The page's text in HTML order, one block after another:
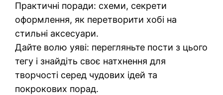
Практичні поради: схеми, секрети
оформлення, як перетворити хобі на
стильні аксесуари.
Дайте волю уяві: перегляньте пости з цього
тегу і знайдіть своє натхнення для
творчості серед чудових ідей та
покрокових порад.